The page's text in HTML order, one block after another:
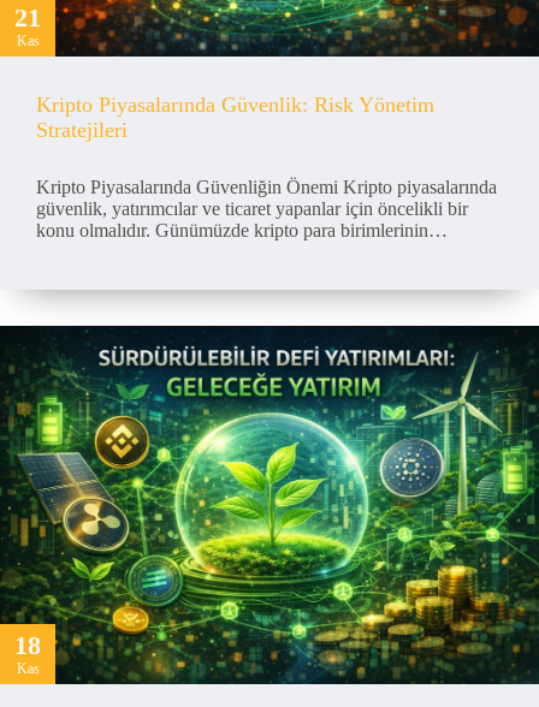
21
Kas
Kripto Piyasalarında Güvenlik: Risk Yönetim
Stratejileri
Kripto Piyasalarında Güvenliğin Önemi Kripto piyasalarında
güvenlik, yatırımcılar ve ticaret yapanlar için öncelikli bir
konu olmalıdır. Günümüzde kripto para birimlerinin…
18
Kas